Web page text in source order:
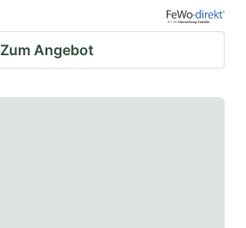
Zum Angebot